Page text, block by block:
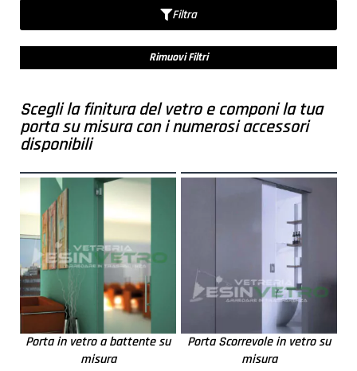
Filtra
Rimuovi Filtri
Scegli la finitura del vetro e componi la tua
porta su misura con i numerosi accessori
disponibili
Porta in vetro a battente su
misura
Porta Scorrevole in vetro su
misura